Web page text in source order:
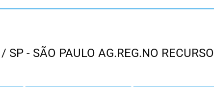
SP - SÃO PAULO AG.REG.NO RECURSO